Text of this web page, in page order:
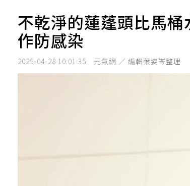
不乾淨的蓮蓬頭比馬
作防感染
2025-04-28 10:01:35 元氣網 ／ 編輯葉姿岑整理